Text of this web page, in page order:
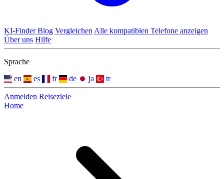
KI-FinderBlog Vergleichen Alle kompatiblen Telefone anzeigen
Über uns Hilfe
Sprache
en
es fr de ja tr
Anmelden Reiseziele
Home